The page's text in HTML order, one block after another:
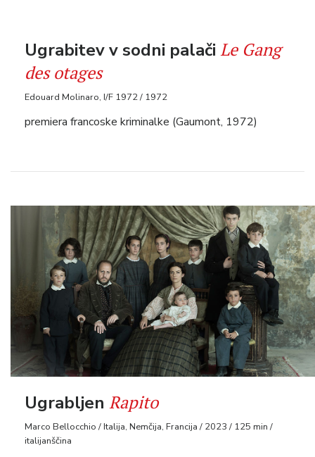
Ugrabitev v sodni palači Le Gang
des otages
Edouard Molinaro, I/F 1972 / 1972
premiera francoske kriminalke (Gaumont, 1972)
Ugrabljen Rapito
Marco Bellocchio / Italija, Nemčija, Francija / 2023 / 125 min /
italijanščina